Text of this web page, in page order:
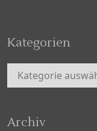
Kategorien
Kategorien
Archiv